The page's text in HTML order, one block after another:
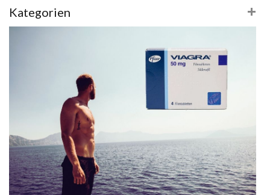
Blog
Kategorien